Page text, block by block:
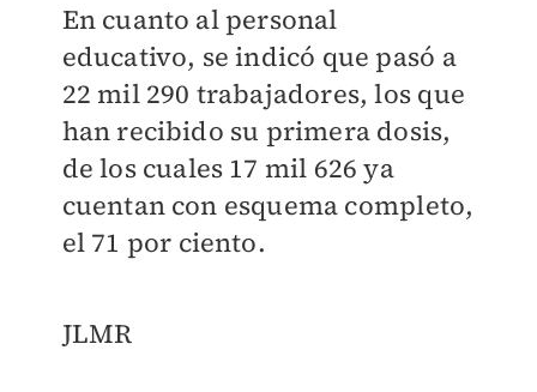
En cuanto al personal
educativo, se indicó que pasó a
22 mil 290 trabajadores, los que
han recibido su primera dosis,
de los cuales 17 mil 626 ya
cuentan con esquema completo,
el 71 por ciento.
JLMR